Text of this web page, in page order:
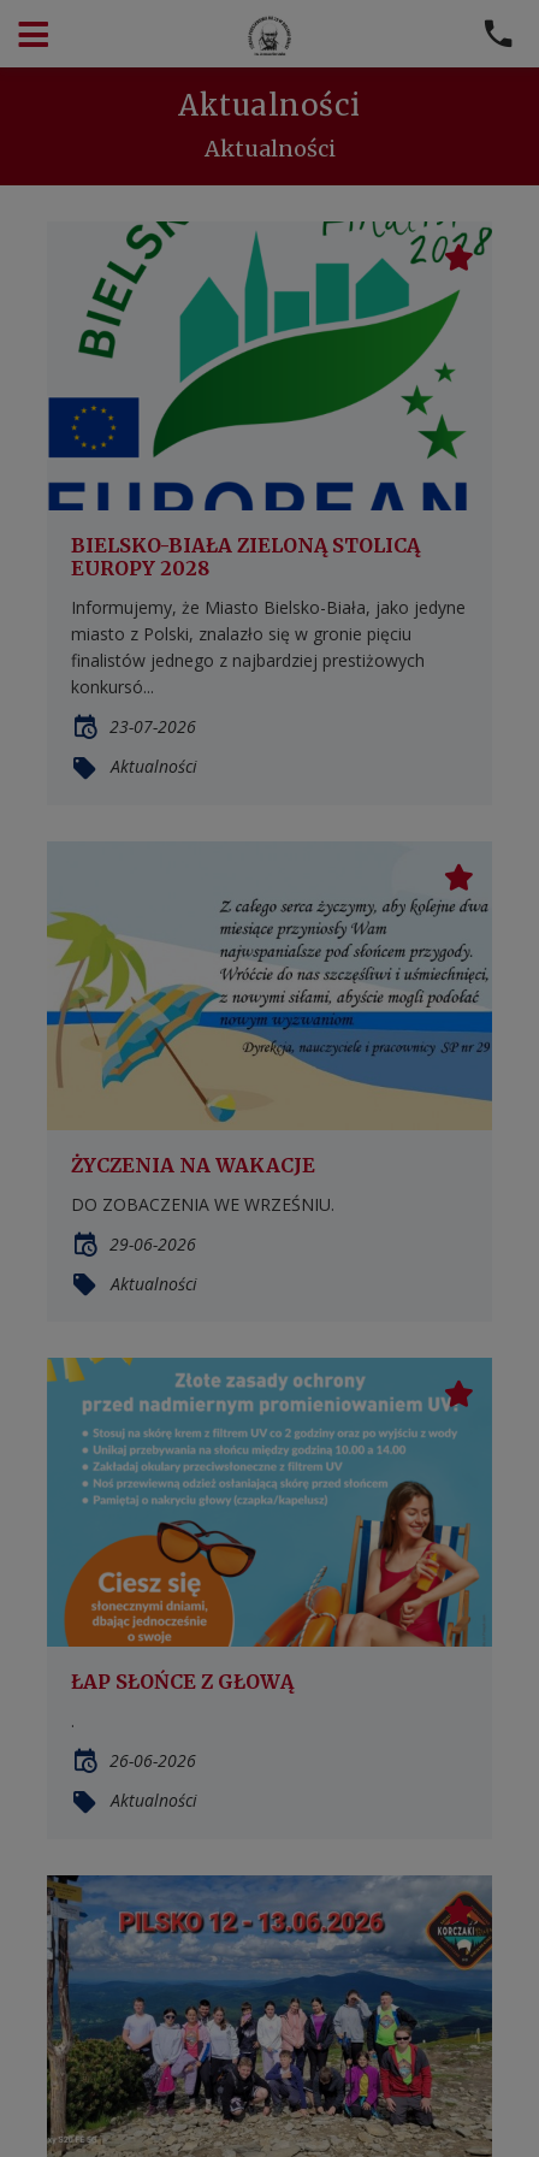
Aktualności
Aktualności
BIELSKO-BIAŁA ZIELONĄ STOLICĄ
EUROPY 2028
Informujemy, że Miasto Bielsko-Biała, jako jedyne
miasto z Polski, znalazło się w gronie pięciu
finalistów jednego z najbardziej prestiżowych
konkursó...
23-07-2026
Aktualności
ŻYCZENIA NA WAKACJE
DO ZOBACZENIA WE WRZEŚNIU.
29-06-2026
Aktualności
ŁAP SŁOŃCE Z GŁOWĄ
.
26-06-2026
Aktualności